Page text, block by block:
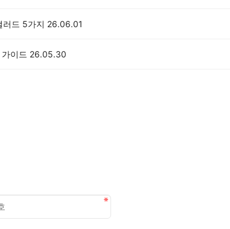
러드 5가지 26.06.01
이드 26.05.30